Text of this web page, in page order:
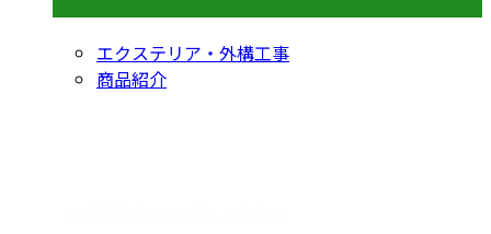
エクステリア・外構工事
商品紹介